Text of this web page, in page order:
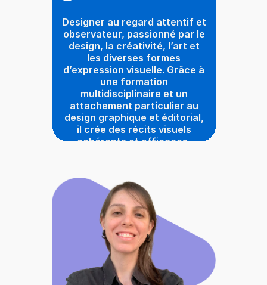
Designer au regard attentif et
observateur, passionné par le
design, la créativité, l’art et
les diverses formes
d’expression visuelle. Grâce à
une formation
multidisciplinaire et un
attachement particulier au
design graphique et éditorial,
il crée des récits visuels
cohérents et efficaces,
manière claire et percutante.